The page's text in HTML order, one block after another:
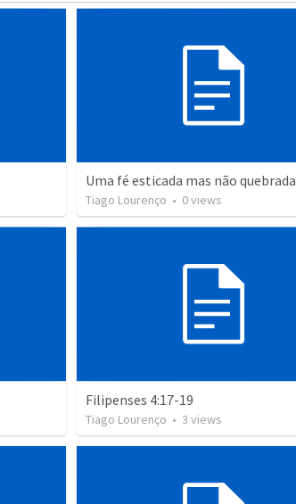
Uma fé esticada mas não quebrada
Tiago Lourenço • 0views
Filipenses 4:17-19
Tiago Lourenço • 3 views